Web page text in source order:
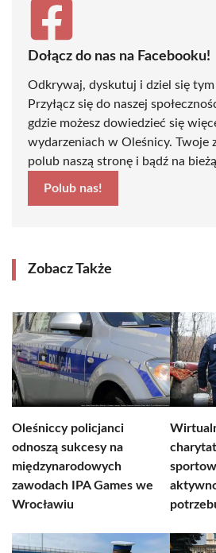
Dołącz do nas na Facebooku!
Odkrywaj, dyskutuj i dziel się tym
Przyłącz się do naszej
gdzie możesz dowiedzieć się
wydarzeniach w Oleśnicy. Twoje
polub naszą stronę i bądź na
Polub nas!
Zobacz Także
Oleśniccy policjanci
odnoszą sukcesy na
międzynarodowych
zawodach IPA Games we
Wrocławiu